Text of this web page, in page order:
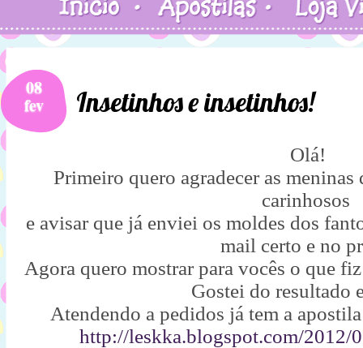
08
fev Insetinhos e insetinhos!
Olá!
Primeiro quero agradecer as
carinhosos
e avisar que já enviei os moldes dos
mail certo e no
Agora quero mostrar para vocês o que
Gostei do resultado
Atendendo a pedidos já tem a
http://leskka.blogspot.com/2012/